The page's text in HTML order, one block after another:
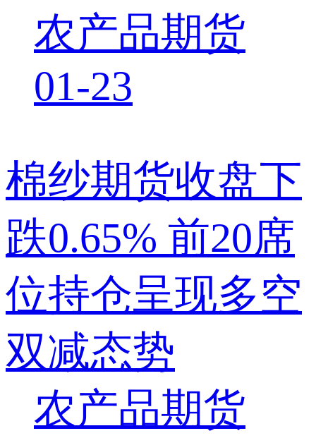
农产品期货
01-23
棉纱期货收盘下
跌0.65% 前20席
位持仓呈现多空
双减态势
农产品期货